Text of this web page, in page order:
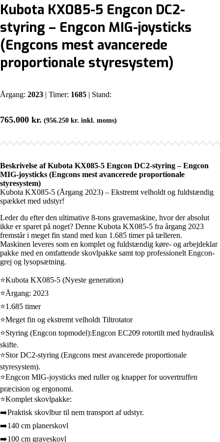
Kubota KX085-5 Engcon DC2-
styring – Engcon MIG-joysticks
(Engcons mest avancerede
proportionale styresystem)
Årgang: 2023 | Timer: 1685 | Stand:
765.000 kr. (956.250 kr. inkl. moms)
Beskrivelse af Kubota KX085-5 Engcon DC2-styring – Engcon
MIG-joysticks (Engcons mest avancerede proportionale
styresystem)
Kubota KX085-5 (Årgang 2023) – Ekstremt velholdt og fuldstændig
spækket med udstyr!
Leder du efter den ultimative 8-tons gravemaskine, hvor der absolut
ikke er sparet på noget? Denne Kubota KX085-5 fra årgang 2023
fremstår i meget fin stand med kun 1.685 timer på tælleren.
Maskinen leveres som en komplet og fuldstændig køre- og arbejdeklar
pakke med en omfattende skovlpakke samt top professionelt Engcon-
grej og lysopsætning.
⭐Kubota KX085-5 (Nyeste generation)
⭐Årgang: 2023
⭐1.685 timer
⭐Meget fin og ekstremt velholdt Tiltrotator
⭐Styring (Engcon topmodel):Engcon EC209 rotortilt med hydraulisk
skifte.
⭐Stor DC2-styring (Engcons mest avancerede proportionale
styresystem).
⭐Engcon MIG-joysticks med ruller og knapper for uovertruffen
præcision og ergonomi.
⭐Komplet skovlpakke:
➡️Praktisk skovlbur til nem transport af udstyr.
➡️140 cm planerskovl
➡️100 cm graveskovl